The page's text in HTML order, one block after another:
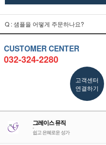
Q : 샘플을 어떻게 주문하나요?
CUSTOMER CENTER
032-324-2280
고객센터
연결하기
그레이스 뮤직
-
쉽고 은혜로운 성가